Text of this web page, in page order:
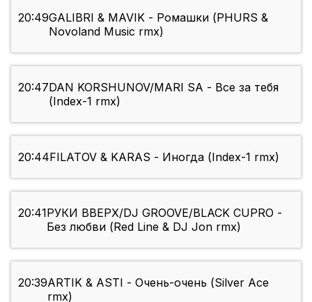
20:49GALIBRI & MAVIK - Ромашки (PHURS &
Novoland Music rmx)
20:47DAN KORSHUNOV/MARI SA - Все за тебя
(Index-1 rmx)
20:44FILATOV & KARAS - Иногда (Index-1 rmx)
20:41РУКИ ВВЕРХ/DJ GROOVE/BLACK CUPRO -
Без любви (Red Line & DJ Jon rmx)
20:39ARTIK & ASTI - Очень-очень (Silver Ace
rmx)